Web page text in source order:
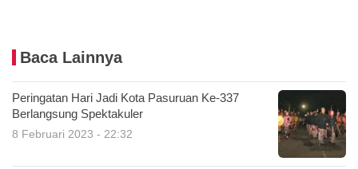
Baca Lainnya
Peringatan Hari Jadi Kota Pasuruan Ke-337
Berlangsung Spektakuler
8 Februari 2023 - 22:32